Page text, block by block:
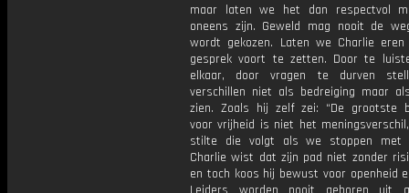
maar laten we het dan respectvol
oneens zijn. Geweld mag nooit de
wordt gekozen. Laten we Charlie
gesprek voort te zetten. Door te
elkaar, door vragen te durven
verschillen niet als bedreiging maar
zien. Zoals hij zelf zei: “De grootste
voor vrijheid is niet het
stilte die volgt als we stoppen met
Charlie wist dat zijn pad niet zonder
en toch koos hij bewust voor openheid